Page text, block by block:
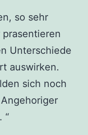
so sehr
prasentieren
Unterschiede
auswirken.
sich noch
“